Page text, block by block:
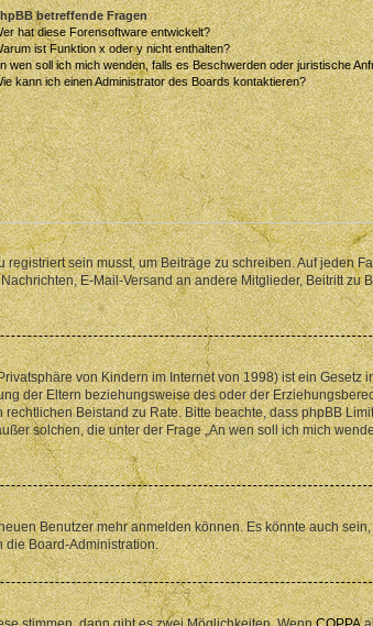
betreffende Fragen
hat diese Forensoftware entwickelt?
ist Funktion x oder y nicht enthalten?
wen soll ich mich wenden, falls es Beschwerden oder juristische
kann ich einen Administrator des Boards kontaktieren?
sein musst, um Beiträge zu schreiben. Auf jeden
E-Mail-Versand an andere Mitglieder, Beitritt zu
von Kindern im Internet von 1998) ist ein Gesetz
der Eltern beziehungsweise des oder der
Beistand zu Rate. Bitte beachte, dass phpBB
solchen, die unter der Frage „An wen soll ich mich
Benutzer mehr anmelden können. Es könnte auch
die Board-Administration.